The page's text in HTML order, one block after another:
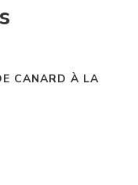
CANARD À LA